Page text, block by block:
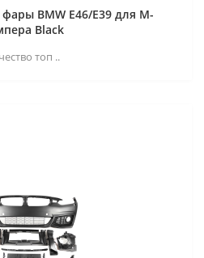
BMW E46/E39 для M-
Black
топ ..